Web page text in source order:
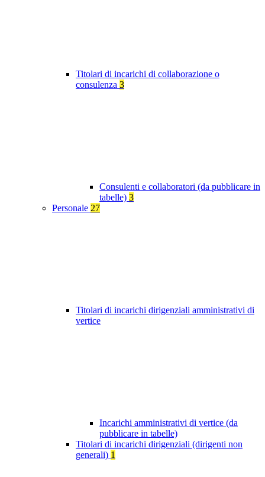
Titolari di incarichi di collaborazione o
consulenza 3
Consulenti e collaboratori (da pubblicare in
tabelle) 3
Personale 27
Titolari di incarichi dirigenziali amministrativi di
vertice
Incarichi amministrativi di vertice (da
pubblicare in tabelle)
Titolari di incarichi dirigenziali (dirigenti non
generali) 1